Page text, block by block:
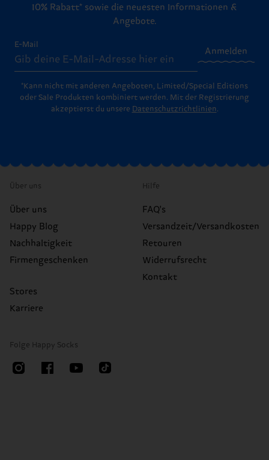
10% Rabatt* sowie die neuesten Informationen &
Angebote.
E-Mail
Anmelden
*Kann nicht mit anderen Angeboten, Limited/Special Editions
oder Sale Produkten kombiniert werden. Mit der Registrierung
akzeptierst du unsere Datenschutzrichtlinien.
Über uns
Über uns
Happy Blog
Nachhaltigkeit
Firmengeschenken
Stores
Karriere
Hilfe
FAQ's
Versandzeit/Versandkosten
Retouren
Widerrufsrecht
Kontakt
Folge Happy Socks